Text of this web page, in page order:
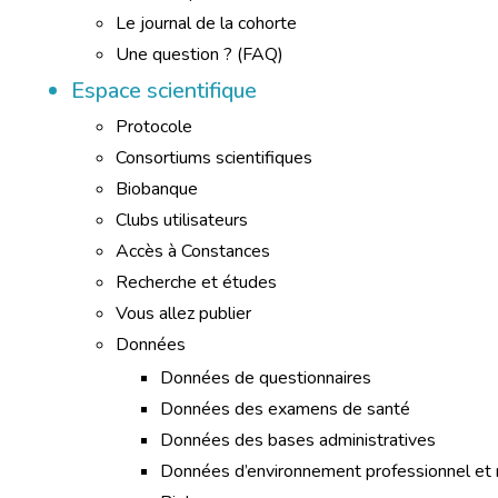
Le journal de la cohorte
Une question ? (FAQ)
Espace scientifique
Protocole
Consortiums scientifiques
Biobanque
Clubs utilisateurs
Accès à Constances
Recherche et études
Vous allez publier
Données
Données de questionnaires
Données des examens de santé
Données des bases administratives
Données d’environnement professionnel